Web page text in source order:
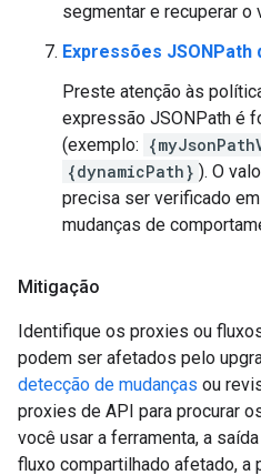
segmentar e recuperar o
Expressões JSONPath
Preste atenção às
expressão JSONPath é
(exemplo:
{dynamicPath} ). O
precisa ser verificado
mudanças de
Mitigação
Identifique os proxies ou
podem ser afetados pelo
detecção de mudanças ou
proxies de API para procurar
você usar a ferramenta, a
fluxo compartilhado afetado, a